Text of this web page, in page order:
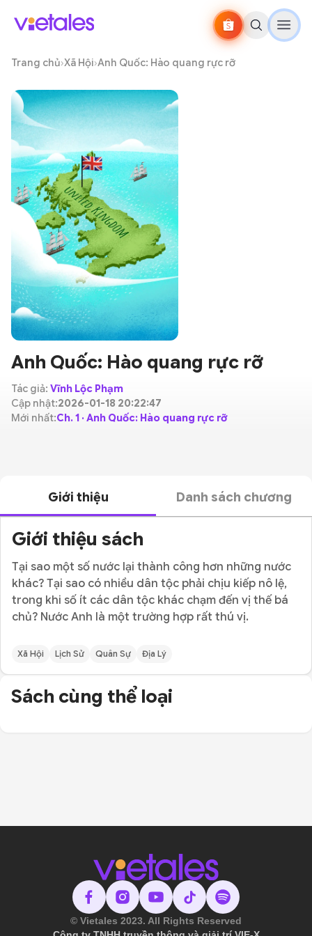
Trang chủ›Xã Hội›Anh Quốc: Hào quang rực rỡ
Anh Quốc: Hào quang rực rỡ
Tác giả: Vĩnh Lộc Phạm
Cập nhật:2026-01-18 20:22:47
Mới nhất:Ch. 1 · Anh Quốc: Hào quang rực rỡ
Giới thiệu Danh sách chương
Giới thiệu sách
Tại sao một số nước lại thành công hơn những nước
khác? Tại sao có nhiều dân tộc phải chịu kiếp nô lệ,
trong khi số ít các dân tộc khác chạm đến vị thế bá
chủ? Nước Anh là một trường hợp rất thú vị.
Xã Hội Lịch Sử Quân Sự Địa Lý
Sách cùng thể loại
© Vietales 2023. All Rights Reserved